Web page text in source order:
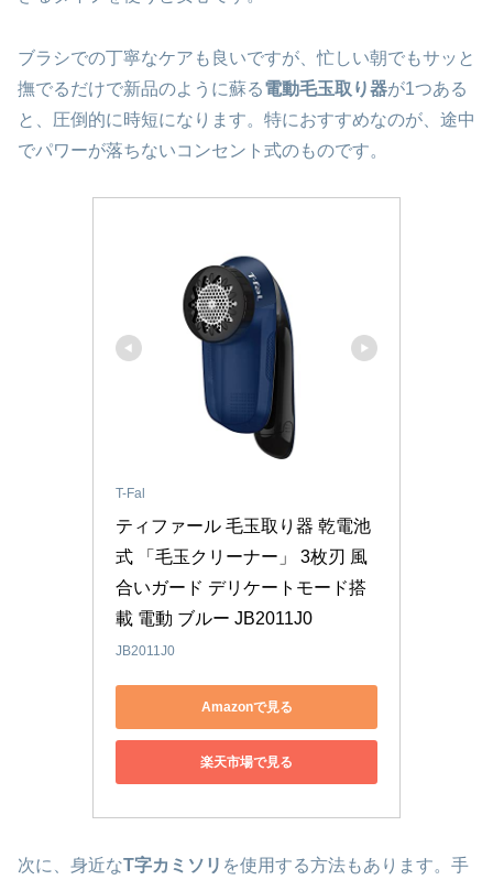
ブラシでの丁寧なケアも良いですが、忙しい朝でもサッと
撫でるだけで新品のように蘇る電動毛玉取り器が1つある
と、圧倒的に時短になります。特におすすめなのが、途中
でパワーが落ちないコンセント式のものです。
T-Fal
ティファール 毛玉取り器 乾電池
式 「毛玉クリーナー」 3枚刃 風
合いガード デリケートモード搭
載 電動 ブルー JB2011J0
JB2011J0
Amazonで見る
楽天市場で見る
次に、身近なT字カミソリ を使用する方法もあります。手